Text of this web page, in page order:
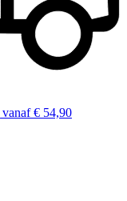
vanaf € 54,90